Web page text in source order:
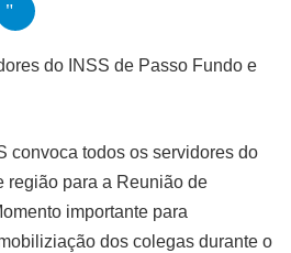
do INSS de Passo Fundo e
convoca todos os servidores do
região para a Reunião de
importante para
dos colegas durante o